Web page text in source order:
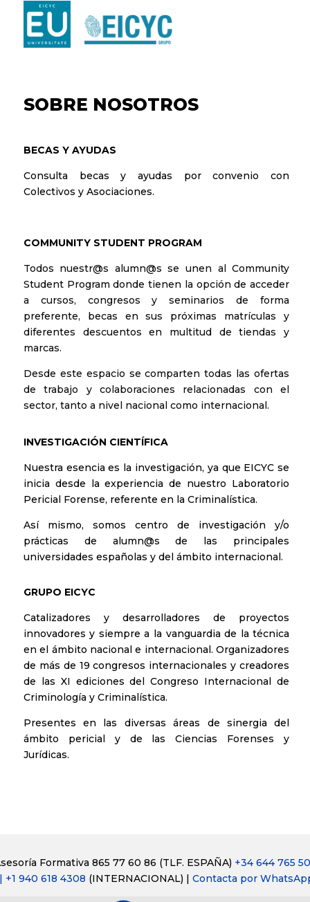
SOBRE NOSOTROS
BECAS Y AYUDAS
Consulta becas y ayudas por convenio con
Colectivos y Asociaciones.
COMMUNITY STUDENT PROGRAM
Todos nuestr@s alumn@s se unen alCommunity
Student Program donde tienen la opción de acceder
a cursos, congresos y seminarios de forma
preferente, becas en sus próximas matrículas y
diferentes descuentos en multitud de tiendas y
marcas.
Desde este espacio se comparten todas las ofertas
de trabajo y colaboraciones relacionadas con el
sector, tanto a nivel nacional como internacional.
INVESTIGACIÓN CIENTÍFICA
Nuestra esencia es la investigación, ya que EICYC se
inicia desde la experiencia de nuestro Laboratorio
Pericial Forense, referente en la Criminalística.
Así mismo, somos centro de investigación y/o
prácticas de alumn@s de las principales
universidades españolas y del ámbito internacional.
GRUPO EICYC
Catalizadores y desarrolladores de proyectos
innovadores y siempre a la vanguardia de la técnica
en el ámbito nacional e internacional. Organizadores
de más de 19 congresos internacionales y creadores
de las XI ediciones del Congreso Internacional de
Criminología y Criminalística.
Presentes en las diversas áreas de sinergia del
ámbito pericial y de las Ciencias Forenses y
Jurídicas.
Formativa 865 77 60 86 (TLF. ESPAÑA) +34 644 765
+1 940 618 4308 (INTERNACIONAL) | Contacta por